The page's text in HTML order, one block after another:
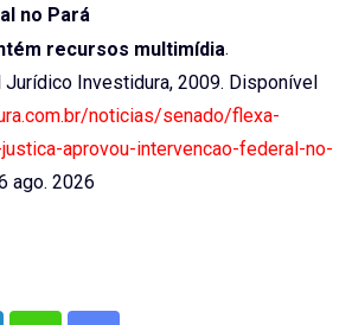
no Pará
.
Investidura, 2009. Disponível
noticias/senado/flexa-
aprovou-intervencao-federal-no-
ago. 2026